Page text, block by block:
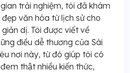
trải nghiệm, tôi đã khám
văn hóa từ lịch sử cho
dị. Tôi được viết về
điều dễ thương của Sài
nơi này, từ đó giúp tôi có
thật nhiều kiến thức,